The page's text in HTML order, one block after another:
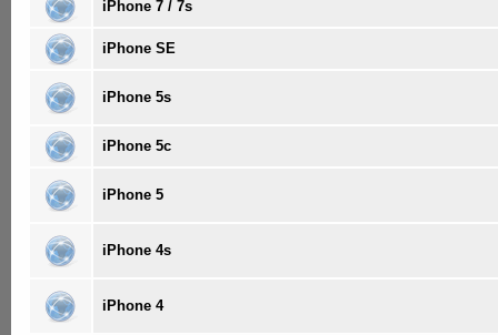
iPhone 7 / 7s
iPhone SE
iPhone 5s
iPhone 5c
iPhone 5
iPhone 4s
iPhone 4